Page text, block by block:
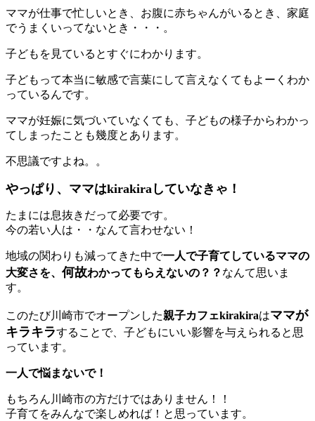
ママが仕事で忙しいとき、お腹に赤ちゃんがいるとき、家庭
でうまくいってないとき・・・。
子どもを見ているとすぐにわかります。
子どもって本当に敏感で言葉にして言えなくてもよーくわか
っているんです。
ママが妊娠に気づいていなくても、子どもの様子からわかっ
てしまったことも幾度とあります。
不思議ですよね。。
やっぱり、ママはkirakiraしていなきゃ！
たまには息抜きだって必要です。
今の若い人は・・なんて言わせない！
地域の関わりも減ってきた中で一人で子育てしているママの
大変さを、 何故わかってもらえないの？？ なんて思いま
す。
このたび川崎市でオープンした親子カフェkirakiraはママが
キラキラすることで、子どもにいい影響を与えられると思
っています。
一人で悩まないで！
もちろん川崎市の方だけではありません！！
子育てをみんなで楽しめれば！と思っています。